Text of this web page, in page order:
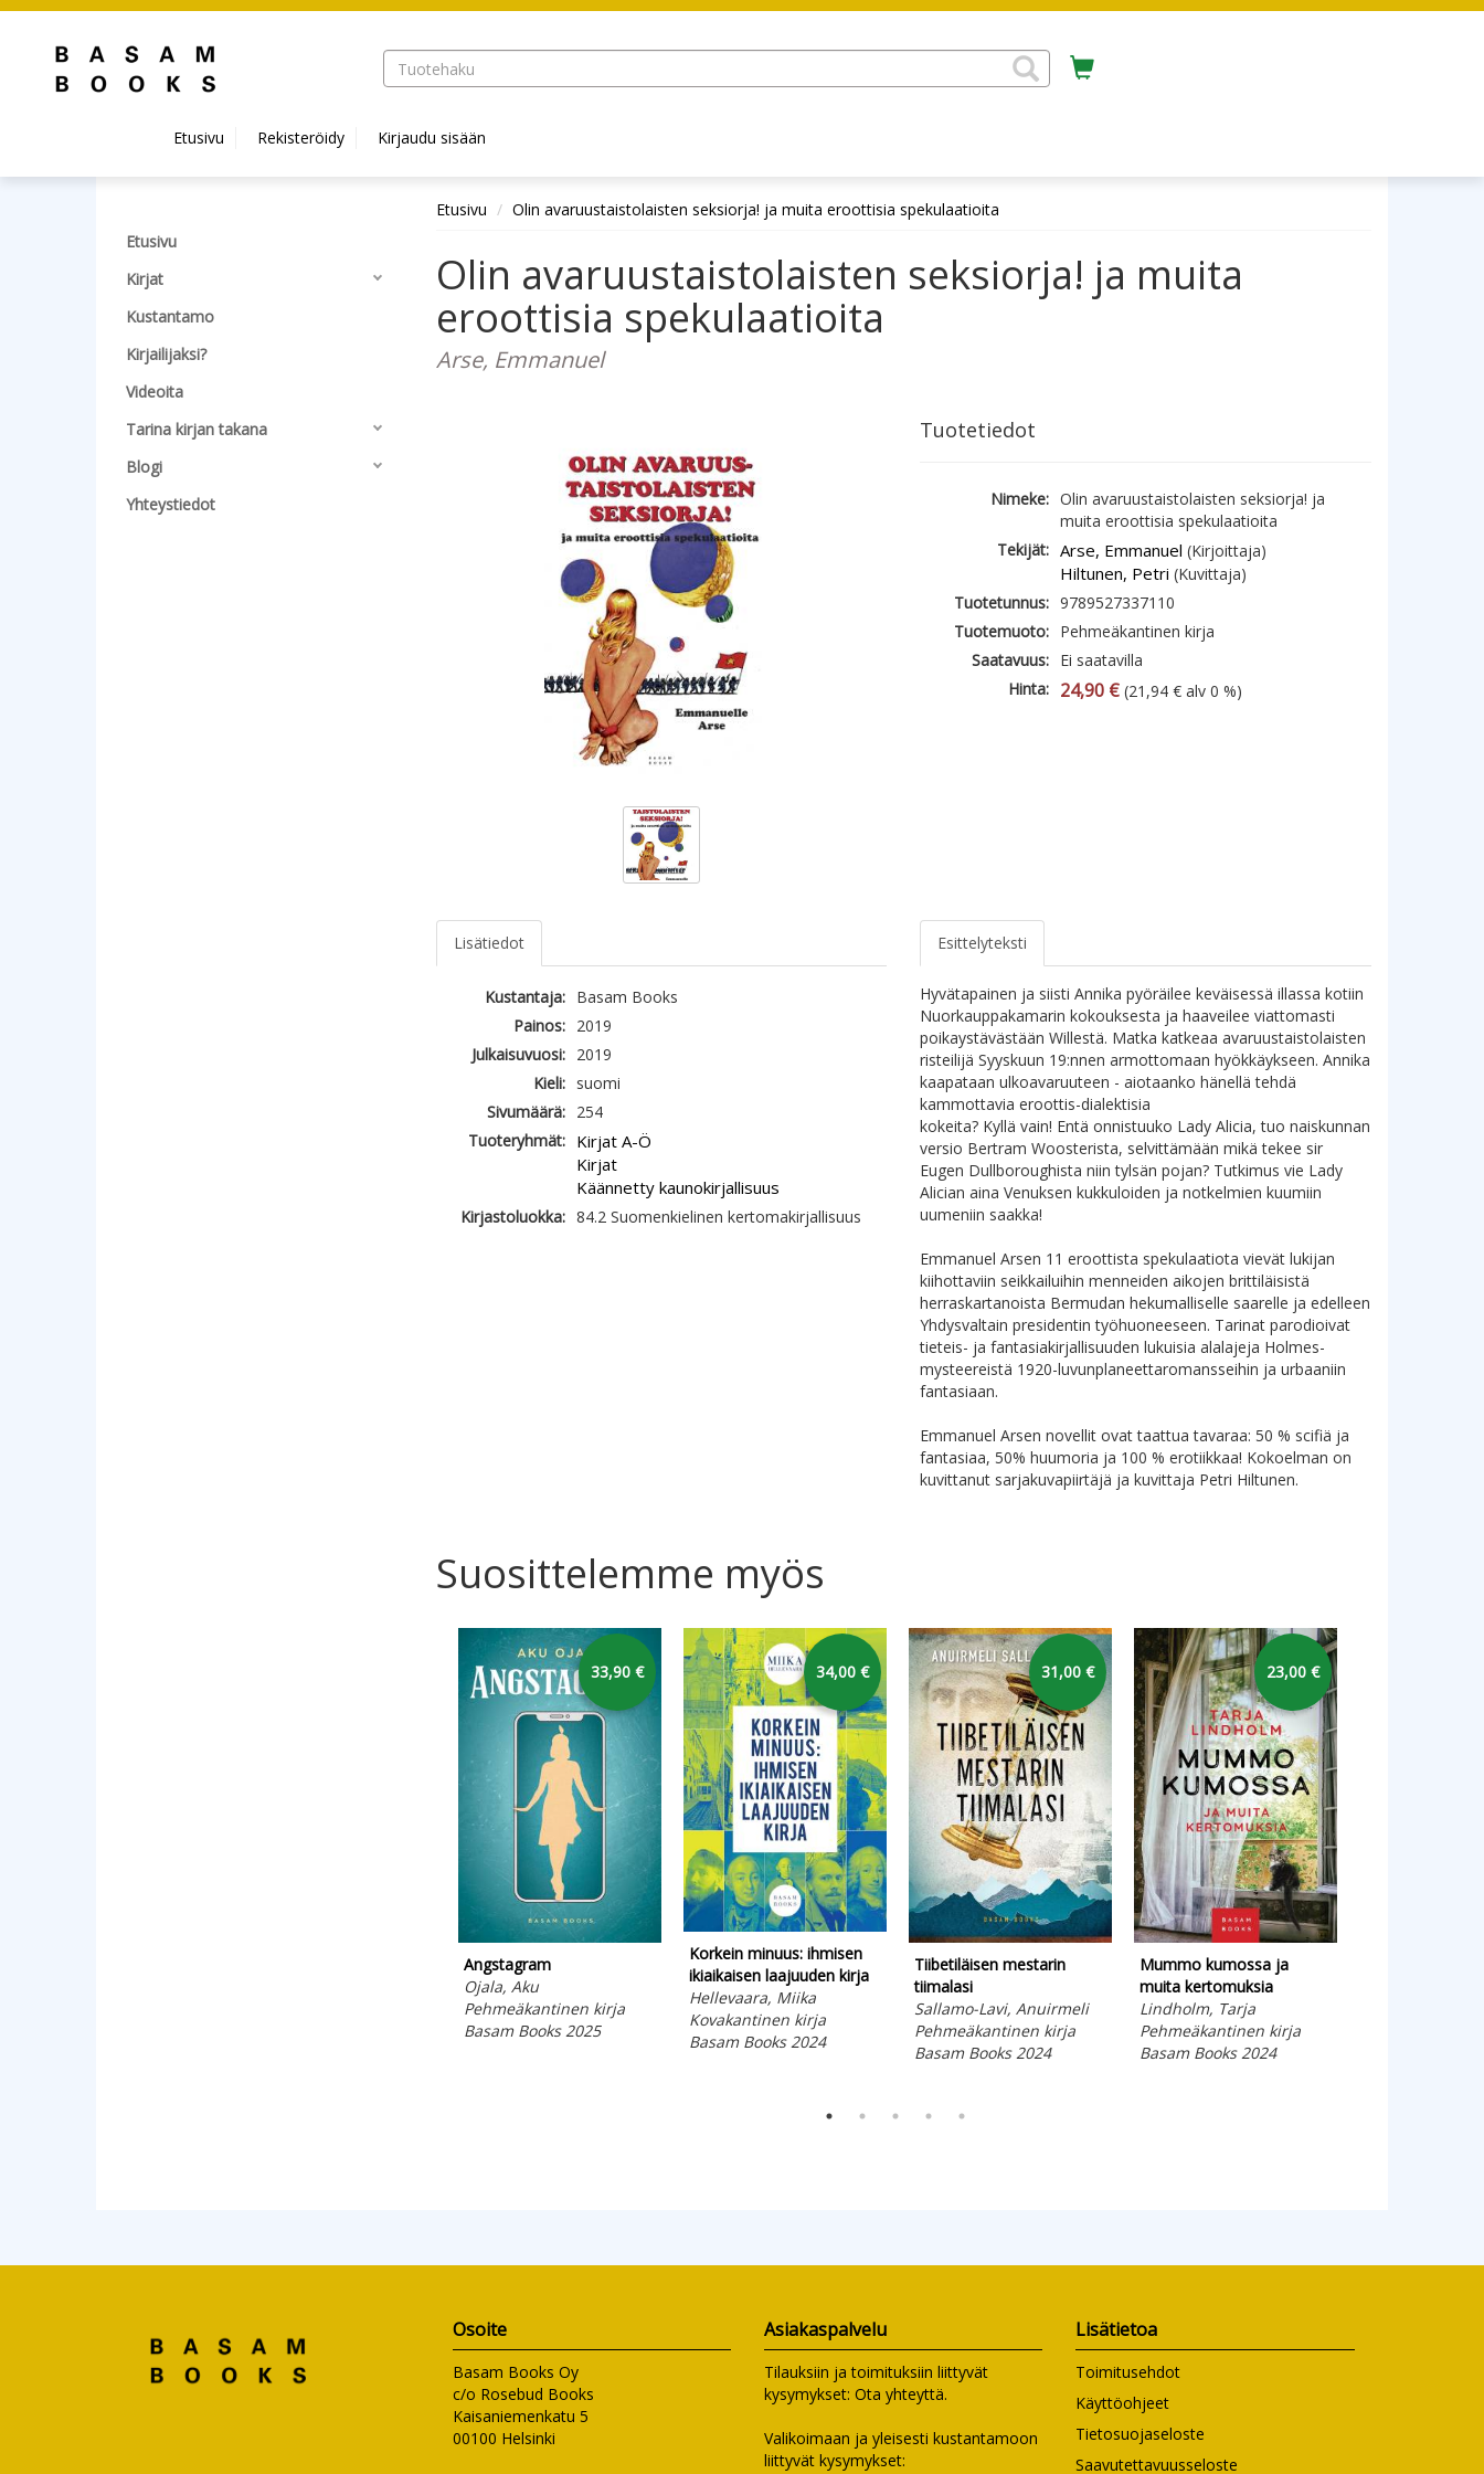
Hyppää pääsisältöön
Etusivu Rekisteröidy Kirjaudu sisään
Etusivu
Kirjat
Kustantamo
Kirjailijaksi?
Videoita
Tarina kirjan takana
Blogi
Yhteystiedot
Etusivu Olin avaruustaistolaisten seksiorja! ja muita eroottisia spekulaatioita
Olin avaruustaistolaisten seksiorja! ja muita
eroottisia spekulaatioita
Arse, Emmanuel
Tuotetiedot
Nimeke: Olin avaruustaistolaisten seksiorja! ja
muita eroottisia spekulaatioita
Tekijät: Arse, Emmanuel (Kirjoittaja)
Hiltunen, Petri (Kuvittaja)
Tuotetunnus: 9789527337110
Tuotemuoto: Pehmeäkantinen kirja
Saatavuus: Ei saatavilla
Hinta: 24,90 € (21,94 € alv 0 %)
Lisätiedot
Kustantaja:
Basam Books
Painos:
2019
Julkaisuvuosi:
2019
Kieli:
suomi
Sivumäärä:
254
Tuoteryhmät:
Kirjat A-Ö
Kirjat
Käännetty kaunokirjallisuus
Kirjastoluokka: 84.2 Suomenkielinen kertomakirjallisuus
Esittelyteksti
Hyvätapainen ja siisti Annika pyöräilee keväisessä illassa kotiin
Nuorkauppakamarin kokouksesta ja haaveilee viattomasti
poikaystävästään Willestä. Matka katkeaa avaruustaistolaisten
risteilijä Syyskuun 19:nnen armottomaan hyökkäykseen. Annika
kaapataan ulkoavaruuteen - aiotaanko hänellä tehdä
kammottavia eroottis-dialektisia
kokeita? Kyllä vain! Entä onnistuuko Lady Alicia, tuo naiskunnan
versio Bertram Woosterista, selvittämään mikä tekee sir
Eugen Dullboroughista niin tylsän pojan? Tutkimus vie Lady
Alician aina Venuksen kukkuloiden ja notkelmien kuumiin
uumeniin saakka!
Emmanuel Arsen 11 eroottista spekulaatiota vievät lukijan
kiihottaviin seikkailuihin menneiden aikojen brittiläisistä
herraskartanoista Bermudan hekumalliselle saarelle ja edelleen
Yhdysvaltain presidentin työhuoneeseen. Tarinat parodioivat
tieteis- ja fantasiakirjallisuuden lukuisia alalajeja Holmes-
mysteereistä 1920-luvunplaneettaromansseihin ja urbaaniin
fantasiaan.
Emmanuel Arsen novellit ovat taattua tavaraa: 50 % scifiä ja
fantasiaa, 50% huumoria ja 100 % erotiikkaa! Kokoelman on
kuvittanut sarjakuvapiirtäjä ja kuvittaja Petri Hiltunen.
Suosittelemme myös
33,90 €
Angstagram
Ojala, Aku
Pehmeäkantinen kirja
Basam Books 2025
34,00 €
Korkein minuus: ihmisen
ikiaikaisen laajuuden kirja
Hellevaara, Miika
Kovakantinen kirja
Basam Books 2024
31,00 €
Tiibetiläisen mestarin
tiimalasi
Sallamo-Lavi, Anuirmeli
Pehmeäkantinen kirja
Basam Books 2024
23,00 €
Mummo kumossa ja
muita kertomuksia
Lindholm, Tarja
Pehmeäkantinen kirja
Basam Books 2024
Osoite
Basam Books Oy
c/o Rosebud Books
Kaisaniemenkatu 5
00100 Helsinki
Asiakaspalvelu
Tilauksiin ja toimituksiin liittyvät
kysymykset: Ota yhteyttä.
Valikoimaan ja yleisesti kustantamoon
liittyvät kysymykset:
Lisätietoa
Toimitusehdot
Käyttöohjeet
Tietosuojaseloste
Saavutettavuusseloste